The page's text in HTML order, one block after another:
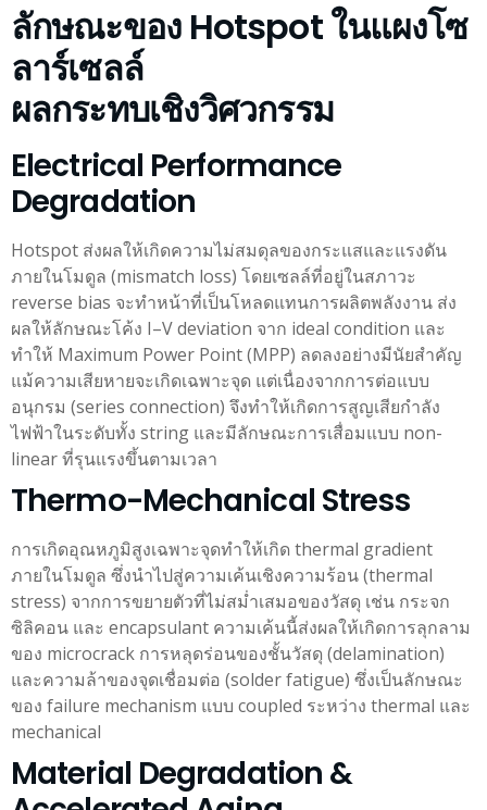
ลักษณะของ Hotspot ในแผงโซ
ลาร์เซลล์
ผลกระทบเชิงวิศวกรรม
Electrical Performance
Degradation
Hotspot ส่งผลให้เกิดความไม่สมดุลของกระแสและแรงดัน
ภายในโมดูล (mismatch loss) โดยเซลล์ที่อยู่ในสภาวะ
reverse bias จะทำหน้าที่เป็นโหลดแทนการผลิตพลังงาน ส่ง
ผลให้ลักษณะโค้ง I–V deviation จาก ideal condition และ
ทำให้ Maximum Power Point (MPP) ลดลงอย่างมีนัยสำคัญ
แม้ความเสียหายจะเกิดเฉพาะจุด แต่เนื่องจากการต่อแบบ
อนุกรม (series connection) จึงทำให้เกิดการสูญเสียกำลัง
ไฟฟ้าในระดับทั้ง string และมีลักษณะการเสื่อมแบบ non-
linear ที่รุนแรงขึ้นตามเวลา
Thermo-Mechanical Stress
การเกิดอุณหภูมิสูงเฉพาะจุดทำให้เกิด thermal gradient
ภายในโมดูล ซึ่งนำไปสู่ความเค้นเชิงความร้อน (thermal
stress) จากการขยายตัวที่ไม่สม่ำเสมอของวัสดุ เช่น กระจก
ซิลิคอน และ encapsulant ความเค้นนี้ส่งผลให้เกิดการลุกลาม
ของ microcrack การหลุดร่อนของชั้นวัสดุ (delamination)
และความล้าของจุดเชื่อมต่อ (solder fatigue) ซึ่งเป็นลักษณะ
ของ failure mechanism แบบ coupled ระหว่าง thermal และ
mechanical
Material Degradation &